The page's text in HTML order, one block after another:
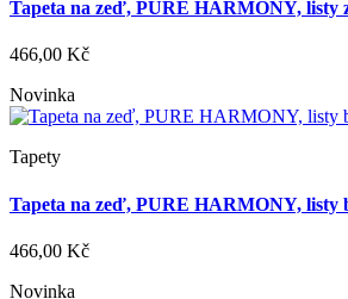
Tapeta na zeď, PURE HARMONY, listy
466,00 Kč
Novinka
Tapety
Tapeta na zeď, PURE HARMONY, listy
466,00 Kč
Novinka